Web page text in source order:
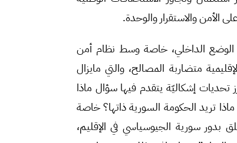
الأمن والاستقرار والوحدة.
الداخلي، خاصة وسط نظام أمن
متضاربة المصالح، والتي مايزال
تحديات إشكاليّة يتقدم فيها سؤال ماذا
تريد الحكومة السورية ذاتها؟ خاصة
بدور سورية الجيوسياسي في الإقليم،